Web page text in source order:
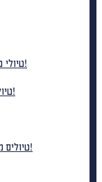
טיולי משפחות ליפן בקיץ - בטיסות ישירות!
טיולים מאורגנים לסין - בטיסות ישירות!
טיולים מאורגנים לתאילנד - בטיסות ישירות!